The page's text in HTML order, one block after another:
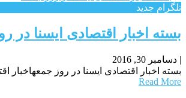
تلگرام جدید
بسته اخبار اقتصادی ایسنا در
| دسامبر 30, 2016
بسته اخبار اقتصادی ایسنا در روز جمعهاخبار
Read More